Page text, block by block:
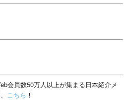
会員数50万人以上が集まる日本紹介メ
こちら ！